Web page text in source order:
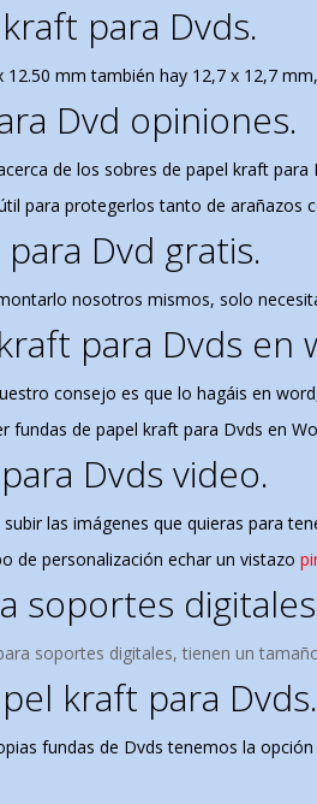
para Dvds.
mm también hay 12,7 x 12,7
Dvd opiniones.
de los sobres de papel kraft para
para protegerlos tanto de arañazos
Dvd gratis.
nosotros mismos, solo
para Dvds en
consejo es que lo hagáis en
fundas de papel kraft para Dvds en
Dvds video.
las imágenes que quieras para
de personalización echar un vistazo
soportes
soportes digitales, tienen un t
kraft para Dvds.
fundas de Dvds tenemos la